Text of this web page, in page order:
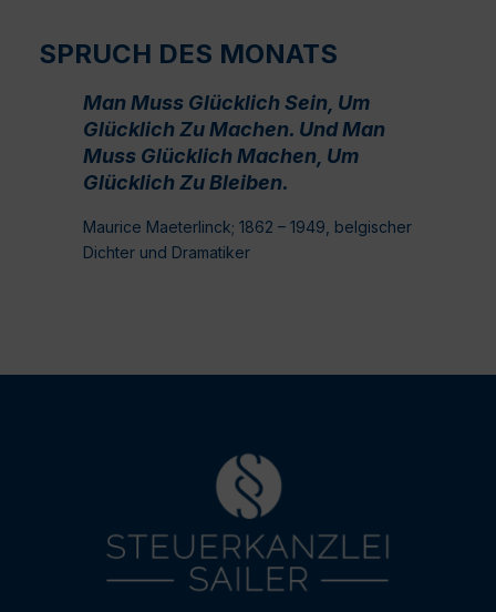
SPRUCH DES MONATS
Man Muss Glücklich Sein, Um
Glücklich Zu Machen. Und Man
Muss Glücklich Machen, Um
Glücklich Zu Bleiben.
Maurice Maeterlinck; 1862 – 1949, belgischer
Dichter und Dramatiker